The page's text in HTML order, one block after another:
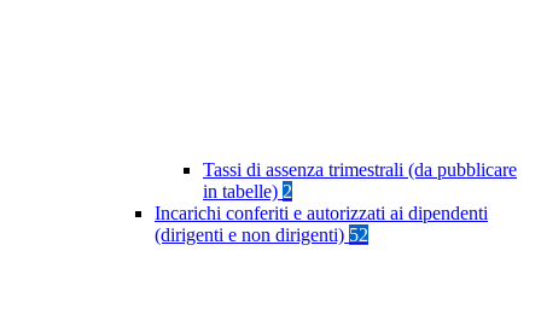
Tassi di assenza trimestrali (da pubblicare
in tabelle) 2
Incarichi conferiti e autorizzati ai dipendenti
(dirigenti e non dirigenti) 52